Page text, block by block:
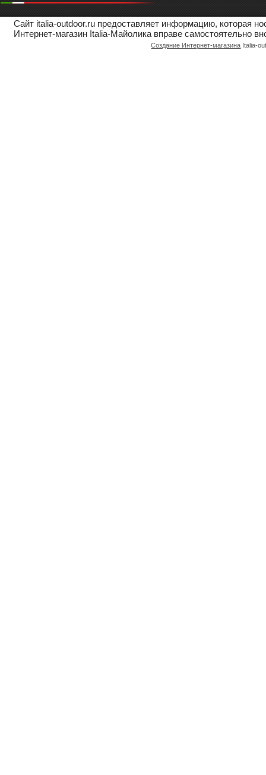
Сайт italia-outdoor.ru предоставляет информацию, которая
Интернет-магазин Italia-Майолика вправе самостоятельно
Создание Интернет-магазина Italia-